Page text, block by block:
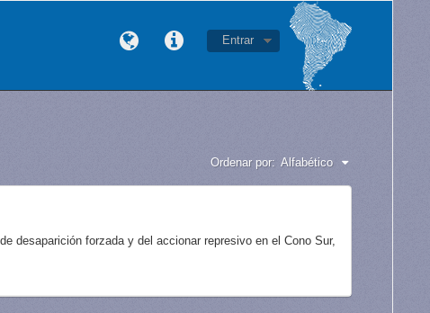
Entrar
Ordenar por: Alfabético
desaparición forzada y del accionar represivo en el Cono Sur,